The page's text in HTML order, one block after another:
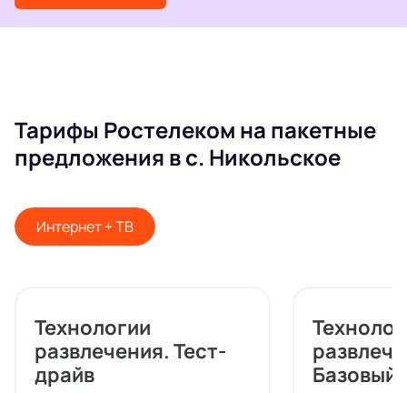
Тарифы Ростелеком на пакетные
предложения в с. Никольское
Интернет + ТВ
Технологии
развлечения. Тест-
драйв
Базовый